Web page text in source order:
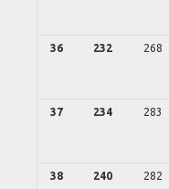
36 232 268
37 234 283
38 240 282